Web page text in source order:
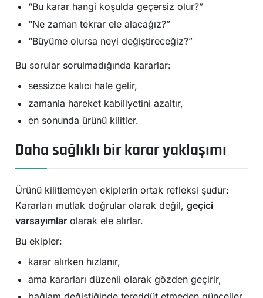
“Bu karar hangi koşulda geçersiz olur?”
“Ne zaman tekrar ele alacağız?”
“Büyüme olursa neyi değiştireceğiz?”
Bu sorular sorulmadığında kararlar:
sessizce kalıcı hale gelir,
zamanla hareket kabiliyetini azaltır,
en sonunda ürünü kilitler.
Daha sağlıklı bir karar yaklaşımı
Ürünü kilitlemeyen ekiplerin ortak refleksi şudur:
Kararları mutlak doğrular olarak değil, geçici
varsayımlar olarak ele alırlar.
Bu ekipler:
karar alırken hızlanır,
ama kararları düzenli olarak gözden geçirir,